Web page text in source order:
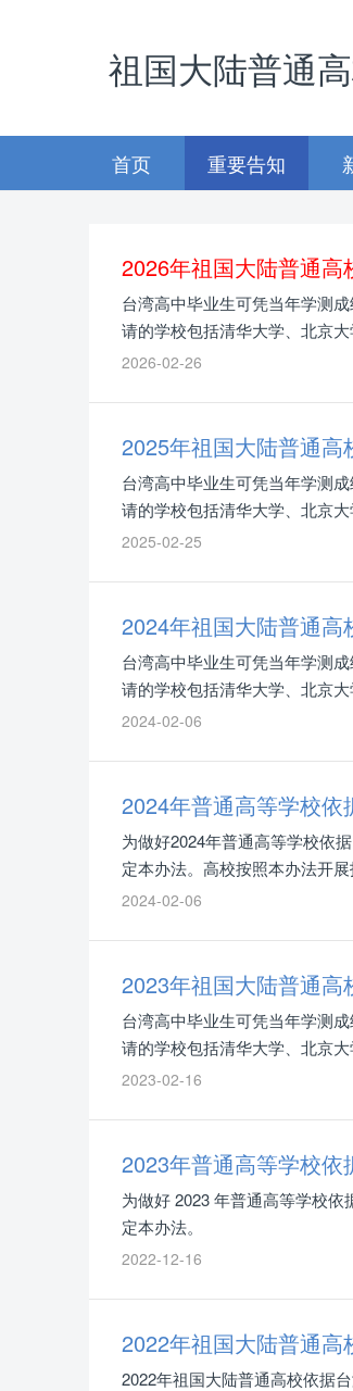
祖国大陆普通
首页 重要告知
2026年祖国大陆普通
台湾高中毕业生可凭当年学测
请的学校包括清华大学、北京
2026-02-26
2025年祖国大陆普通
台湾高中毕业生可凭当年学测
请的学校包括清华大学、北京
2025-02-25
2024年祖国大陆普通
台湾高中毕业生可凭当年学测
请的学校包括清华大学、北京
2024-02-06
2024年普通高等学校
为做好2024年普通高等学校依
定本办法。高校按照本办法开展
2024-02-06
2023年祖国大陆普通
台湾高中毕业生可凭当年学测
请的学校包括清华大学、北京
2023-02-16
2023年普通高等学校
为做好 2023 年普通高等学校
定本办法。
2022-12-16
2022年祖国大陆普通
2022年祖国大陆普通高校依据